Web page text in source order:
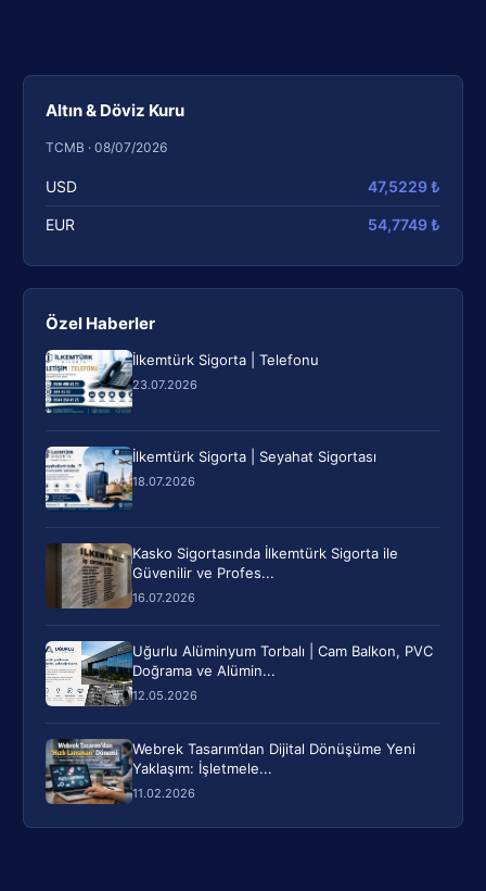
Altın & Döviz Kuru
TCMB · 08/07/2026
USD 47,5229 ₺
EUR 54,7749 ₺
Özel Haberler
İlkemtürk Sigorta | Telefonu
23.07.2026
İlkemtürk Sigorta | Seyahat Sigortası
18.07.2026
Kasko Sigortasında İlkemtürk Sigorta ile
Güvenilir ve Profes...
16.07.2026
Uğurlu Alüminyum Torbalı | Cam Balkon, PVC
Doğrama ve Alümin...
12.05.2026
Webrek Tasarım’dan Dijital Dönüşüme Yeni
Yaklaşım: İşletmele...
11.02.2026